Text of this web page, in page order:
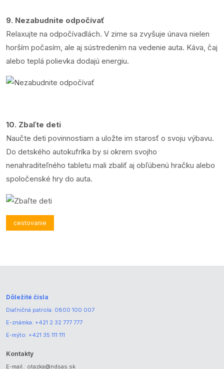
9. Nezabudnite odpočívať
Relaxujte na odpočívadlách. V zime sa zvyšuje únava nielen
horším počasím, ale aj sústredením na vedenie auta. Káva, čaj
alebo teplá polievka dodajú energiu.
10. Zbaľte deti
Naučte deti povinnostiam a uložte im starosť o svoju výbavu.
Do detského autokufríka by si okrem svojho
nenahraditeľného tabletu mali zbaliť aj obľúbenú hračku alebo
spoločenské hry do auta.
cestovanie
Dôležité čísla
Diaľničná patrola: 0800 100 007
E-známka: +421 2 32 777 777
E-mýto: +421 35 111 111
Kontakty
E-mail.: otazka@ndsas.sk